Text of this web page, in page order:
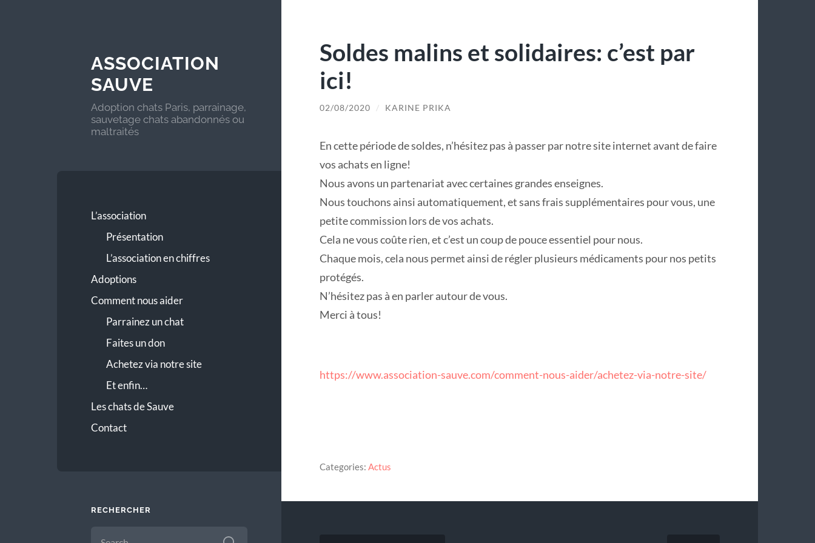
ASSOCIATION
SAUVE
Adoption chats Paris, parrainage,
sauvetage chats abandonnés ou
maltraités
L’association
Présentation
L’association en chiffres
Adoptions
Comment nous aider
Parrainez un chat
Faites un don
Achetez via notre site
Et enfin…
Les chats de Sauve
Contact
RECHERCHER
FOR:
Soldes malins et solidaires: c’est par
ici!
02/08/2020 / KARINE PRIKA
En cette période de soldes, n’hésitez pas à passer par notre site internet avant de faire
vos achats en ligne!
Nous avons un partenariat avec certaines grandes enseignes.
Nous touchons ainsi automatiquement, et sans frais supplémentaires pour vous, une
petite commission lors de vos achats.
Cela ne vous coûte rien, et c’est un coup de pouce essentiel pour nous.
Chaque mois, cela nous permet ainsi de régler plusieurs médicaments pour nos petits
protégés.
N’hésitez pas à en parler autour de vous.
Merci à tous!
https://www.association-sauve.com/comment-nous-aider/achetez-via-notre-site/
Categories: Actus